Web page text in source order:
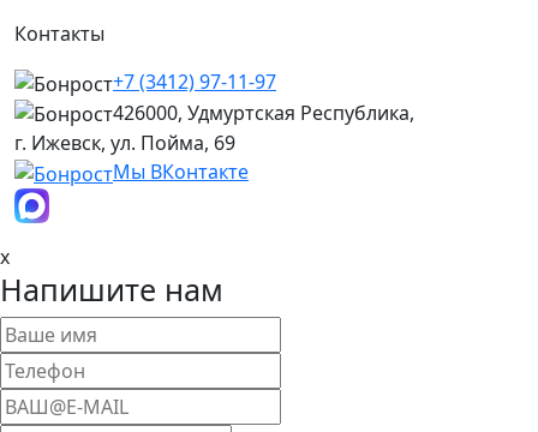
Контакты
+7 (3412) 97-11-97
426000, Удмуртская Республика,
г. Ижевск, ул. Пойма, 69
Мы ВКонтакте
x
Напишите нам